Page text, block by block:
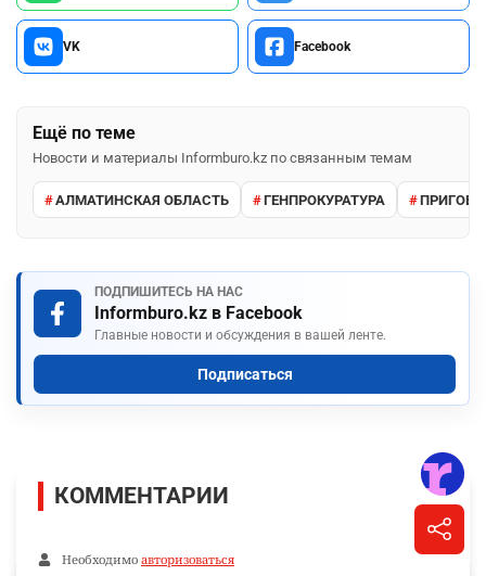
VK Facebook
Ещё по теме
Новости и материалы Informburo.kz по связанным темам
АЛМАТИНСКАЯ ОБЛАСТЬ ГЕНПРОКУРАТУРА
ПОДПИШИТЕСЬ НА НАС
Informburo.kz в Facebook
Главные новости и обсуждения в вашей ленте.
Подписаться
КОММЕНТАРИИ
Необходимо авторизоваться